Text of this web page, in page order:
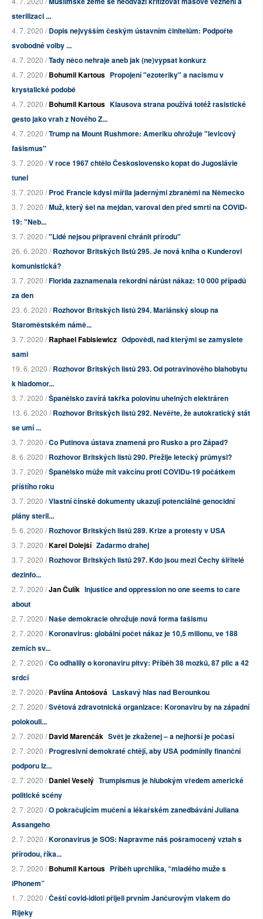
sterilizaci ...
4. 7. 2020 /Dopis nejvyšším českým ústavním činitelům: Podpořte
svobodné volby ...
4. 7. 2020 /Tady něco nehraje aneb jak (ne)vypsat konkurz
4. 7. 2020 /Bohumil Kartous Propojení "ezoteriky" a nacismu v
krystalické podobě
4. 7. 2020 /Bohumil Kartous Klausova strana používá totéž rasistické
gesto jako vrah z Nového Z...
4. 7. 2020 /Trump na Mount Rushmore: Ameriku ohrožuje "levicový
fašismus"
3. 7. 2020 /V roce 1967 chtělo Československo kopat do Jugoslávie
tunel
3. 7. 2020 /Proč Francie kdysi mířila jadernými zbraněmi na Německo
3. 7. 2020 /Muž, který šel na mejdan, varoval den před smrtí na COVID-
19: "Neb...
3. 7. 2020 /"Lidé nejsou připraveni chránit přírodu"
26. 6. 2020 /Rozhovor Britských listů 295. Je nová kniha o Kunderovi
komunistická?
3. 7. 2020 /Florida zaznamenala rekordní nárůst nákaz: 10 000 případů
za den
23. 6. 2020 /Rozhovor Britských listů 294. Mariánský sloup na
Staroměstském námě...
3. 7. 2020 /Raphael Fabisiewicz Odpovědi, nad kterými se zamyslete
sami
19. 6. 2020 /Rozhovor Britských listů 293. Od potravinového blahobytu
k hladomor...
3. 7. 2020 /Španělsko zavírá takřka polovinu uhelných elektráren
13. 6. 2020 /Rozhovor Britských listů 292. Nevěřte, že autokratický stát
se umí ...
3. 7. 2020 /Co Putinova ústava znamená pro Rusko a pro Západ?
8. 6. 2020 /Rozhovor Britských listů 290. Přežije letecký průmysl?
3. 7. 2020 /Španělsko může mít vakcínu proti COVIDu-19 počátkem
příštího roku
3. 7. 2020 /Vlastní čínské dokumenty ukazují potenciálně genocidní
plány steril...
5. 6. 2020 /Rozhovor Britských listů 289. Krize a protesty v USA
3. 7. 2020 /Karel Dolejší Zadarmo drahej
3. 7. 2020 /Rozhovor Britských listů 297. Kdo jsou mezi Čechy šiřitelé
dezinfo...
2. 7. 2020 /Jan Čulík Injustice and oppression no one seems to care
about
2. 7. 2020 /Naše demokracie ohrožuje nová forma fašismu
2. 7. 2020 /Koronavirus: globální počet nákaz je 10,5 milionu, ve 188
zemích sv...
2. 7. 2020 /Co odhalily o koronaviru pitvy: Příběh 38 mozků, 87 plic a 42
srdcí
2. 7. 2020 /Pavlína Antošová Laskavý hlas nad Berounkou
2. 7. 2020 /Světová zdravotnická organizace: Koronaviru by na západní
polokouli...
2. 7. 2020 /David Marenčák Svět je zkaženej – a nejhorší je počasí
2. 7. 2020 /Progresivní demokraté chtějí, aby USA podmínily finanční
podporu Iz...
2. 7. 2020 /Daniel Veselý Trumpismus je hlubokým vředem americké
politické scény
2. 7. 2020 /O pokračujícím mučení a lékařském zanedbávání Juliana
Assangeho
2. 7. 2020 /Koronavirus je SOS: Napravme náš pošramocený vztah s
přírodou, říka...
2. 7. 2020 /Bohumil Kartous Příběh uprchlíka, “mladého muže s
iPhonem”
1. 7. 2020 /Čeští covid-idioti přijeli prvním Jančurovým vlakem do
Rijeky